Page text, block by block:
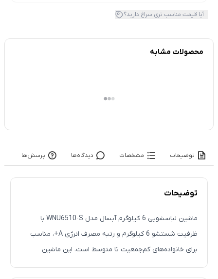
آیا قیمت مناسب تری سراغ دارید؟
محصولات مشابه
توضیحات مشخصات دیدگاه‌ها پرسش‌ها
توضیحات
ماشین لباسشویی 6 کیلوگرم آبسال مدل WNU6510-S با
ظرفیت شستشو 6 کیلوگرم و رتبه مصرف انرژی A+، مناسب
برای خانواده‌های کم‌جمعیت تا متوسط است. این ماشین
لباسشویی دارای 15 برنامه شستشو، نمایشگر LED و قابلیت